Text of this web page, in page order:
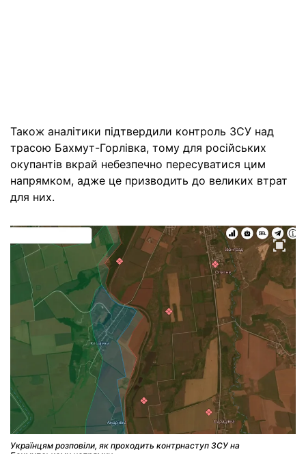
Також аналітики підтвердили контроль ЗСУ над
трасою Бахмут-Горлівка, тому для російських
окупантів вкрай небезпечно пересуватися цим
напрямком, адже це призводить до великих втрат
для них.
Українцям розповіли, як проходить контрнаступ ЗСУ на